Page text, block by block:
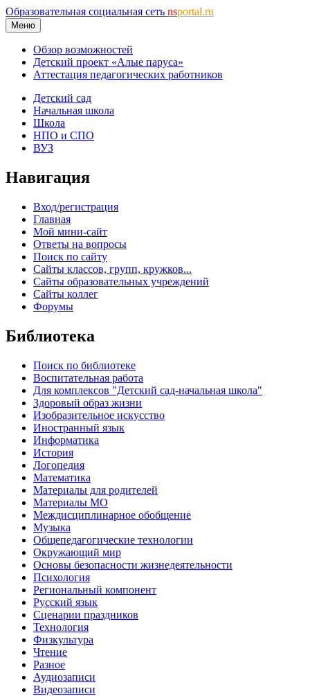
Образовательная социальная сеть nsportal.ru
Меню
Обзор возможностей
Детский проект «Алые паруса»
Аттестация педагогических работников
Детский сад
Начальная школа
Школа
НПО и СПО
ВУЗ
Навигация
Вход/регистрация
Главная
Мой мини-сайт
Ответы на вопросы
Поиск по сайту
Сайты классов, групп, кружков...
Сайты образовательных учреждений
Сайты коллег
Форумы
Библиотека
Поиск по библиотеке
Воспитательная работа
Для комплексов "Детский сад-начальная школа"
Здоровый образ жизни
Изобразительное искусство
Иностранный язык
Информатика
История
Логопедия
Математика
Материалы для родителей
Материалы МО
Междисциплинарное обобщение
Музыка
Общепедагогические технологии
Окружающий мир
Основы безопасности жизнедеятельности
Психология
Региональный компонент
Русский язык
Сценарии праздников
Технология
Физкультура
Чтение
Разное
Аудиозаписи
Видеозаписи